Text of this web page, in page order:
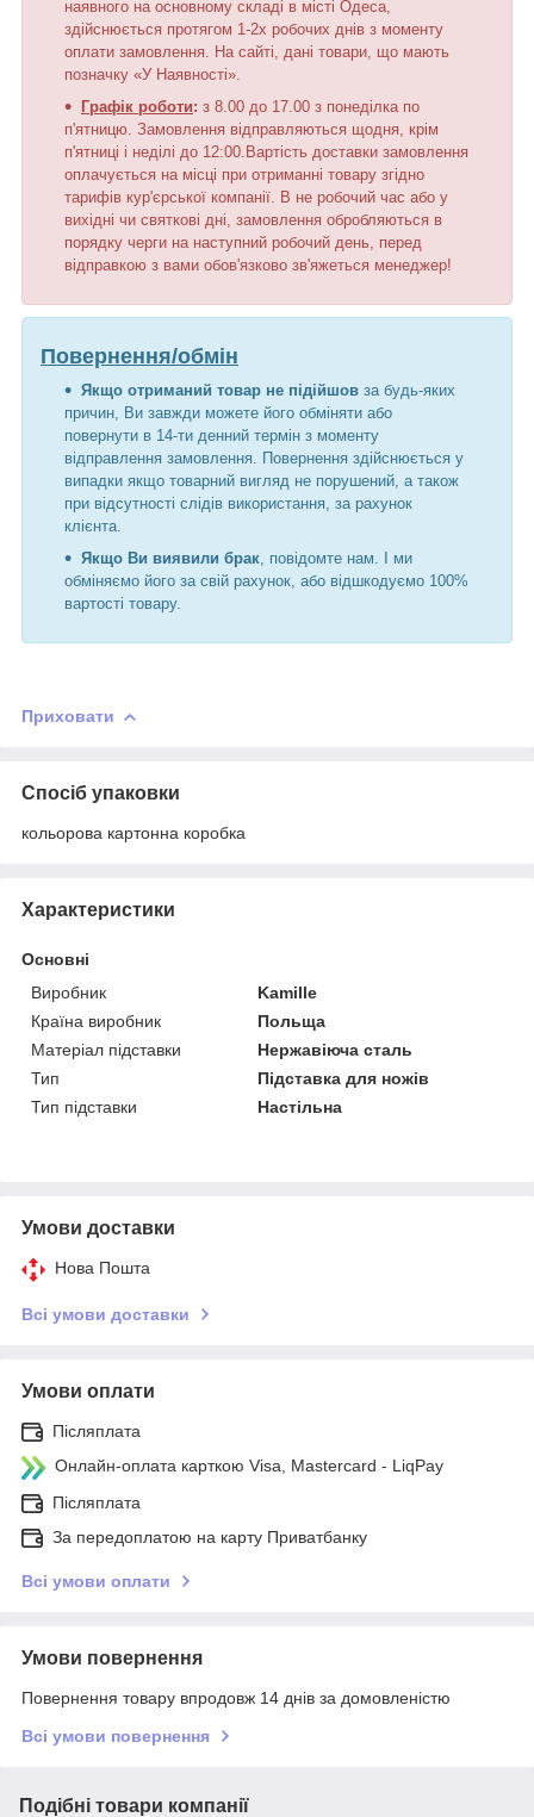
наявного на основному складі в місті Одеса,
здійснюється протягом 1-2х робочих днів з моменту
оплати замовлення. На сайті, дані товари, що мають
позначку «У Наявності».
Графік роботи: з 8.00 до 17.00 з понеділка по
п'ятницю. Замовлення відправляються щодня, крім
п'ятниці і неділі до 12:00.Вартість доставки замовлення
оплачується на місці при отриманні товару згідно
тарифів кур'єрської компанії. В не робочий час або у
вихідні чи святкові дні, замовлення обробляються в
порядку черги на наступний робочий день, перед
відправкою з вами обов'язково зв'яжеться менеджер!
Повернення/обмін
Якщо отриманий товар не підійшов за будь-яких
причин, Ви завжди можете його обміняти або
повернути в 14-ти денний термін з моменту
відправлення замовлення. Повернення здійснюється у
випадки якщо товарний вигляд не порушений, а також
при відсутності слідів використання, за рахунок
клієнта.
Якщо Ви виявили брак , повідомте нам. І ми
обміняємо його за свій рахунок, або відшкодуємо 100%
вартості товару.
Приховати
Спосіб упаковки
кольорова картонна коробка
Характеристики
Основні
Виробник
Kamille
Країна виробник
Польща
Матеріал підставки
Нержавіюча сталь
Тип
Підставка для ножів
Тип підставки
Настільна
Умови доставки
Нова Пошта
Всі умови доставки
Умови оплати
Післяплата
Онлайн-оплата карткою Visa, Mastercard - LiqPay
Післяплата
За передоплатою на карту Приватбанку
Всі умови оплати
Умови повернення
Повернення товару впродовж 14 днів за домовленістю
Всі умови повернення
Подібні товари компанії